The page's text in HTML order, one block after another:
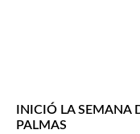
INICIÓ LA SEMANA
PALMAS